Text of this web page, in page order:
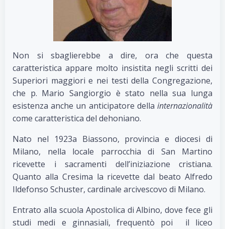
Non si sbaglierebbe a dire, ora che questa
caratteristica appare molto insistita negli scritti dei
Superiori maggiori e nei testi della Congregazione,
che p. Mario Sangiorgio è stato nella sua lunga
esistenza anche un anticipatore della internazionalità
come caratteristica del dehoniano.
Nato nel 1923a Biassono, provincia e diocesi di
Milano, nella locale parrocchia di San Martino
ricevette i sacramenti dell’iniziazione cristiana.
Quanto alla Cresima la ricevette dal beato Alfredo
Ildefonso Schuster, cardinale arcivescovo di Milano.
Entrato alla scuola Apostolica di Albino, dove fece gli
studi medi e ginnasiali, frequentò poi il liceo